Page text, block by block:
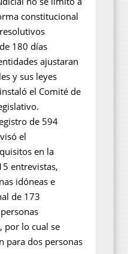
constitucional
180 días
ajustaran
y sus leyes
el Comité de
de 594
el
en la
entrevistas,
idóneas e
de 173
por lo cual se
para dos personas